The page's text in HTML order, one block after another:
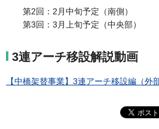
第2回：2月中旬予定（南側）
第3回：3月上旬予定（中央部）
3連アーチ移設解説動画
【中橋架替事業】3連アーチ移設編（外